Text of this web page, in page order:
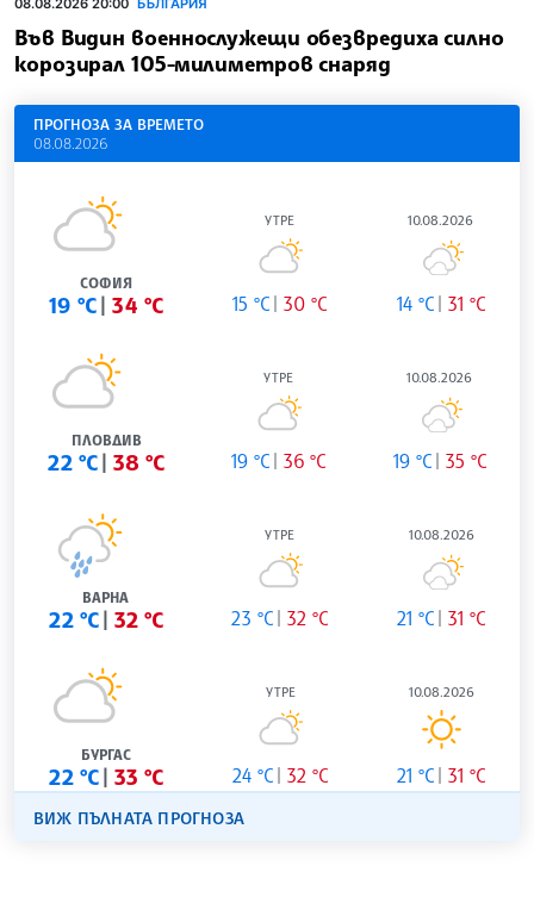
08.08.2026 20:00 БЪЛГАРИЯ
Във Видин военнослужещи обезвредиха силно
корозирал 105-милиметров снаряд
ПРОГНОЗА ЗА ВРЕМЕТО
08.08.2026
СОФИЯ
19 °C 34 °C
УТРЕ
15 °C 30 °C
10.08.2026
14 °C 31 °C
ПЛОВДИВ
22 °C 38 °C
УТРЕ
19 °C 36 °C
10.08.2026
19 °C 35 °C
ВАРНА
22 °C 32 °C
УТРЕ
23 °C 32 °C
10.08.2026
21 °C 31 °C
БУРГАС
22 °C 33 °C
УТРЕ
24 °C 32 °C
10.08.2026
21 °C 31 °C
ВИЖ ПЪЛНАТА ПРОГНОЗА